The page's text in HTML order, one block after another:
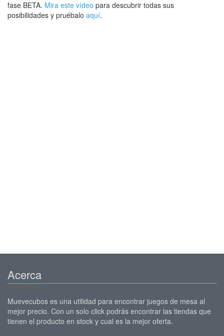
fase BETA. Mira este vídeo para descubrir todas sus
posibilidades y pruébalo aquí.
Acerca
Muevecubos es una utilidad para encontrar juegos de mesa al
mejor precio. Con un solo click podrás encontrar las tiendas que
tienen el producto en stock y cual es la mejor oferta.